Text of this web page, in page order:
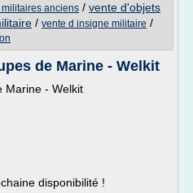
anciens / vente d'objets
/ vente d insigne militaire /
de Marine - Welkit
Marine - Welkit
disponibilité !